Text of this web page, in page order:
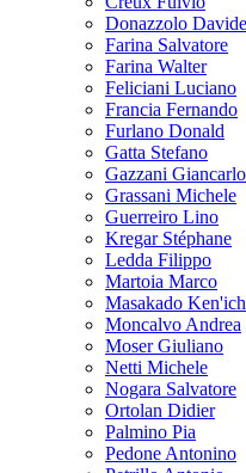
Donazzolo Davide
Farina Salvatore
Farina Walter
Feliciani Luciano
Francia Fernando
Furlano Donald
Gatta Stefano
Gazzani Giancarlo
Grassani Michele
Guerreiro Lino
Kregar Stéphane
Ledda Filippo
Martoia Marco
Masakado
Moncalvo Andrea
Moser Giuliano
Netti Michele
Nogara Salvatore
Ortolan Didier
Palmino Pia
Pedone Antonino